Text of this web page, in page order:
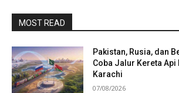
MOST READ
Pakistan, Rusia, dan
Coba Jalur Kereta
Karachi
07/08/2026